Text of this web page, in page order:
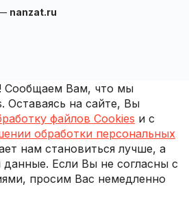
nanzat.ru
Сообщаем Вам, что мы
Оставаясь на сайте, Вы
файлов Cookies и с
обработки персональных
нам становиться лучше, а
данные. Если Вы не согласны с
просим Вас немедленно